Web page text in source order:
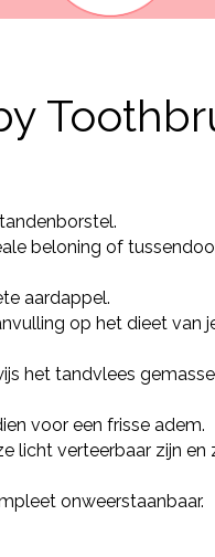
beloning of
aardappel.
op het dieet van
het tandvlees
voor een frisse adem.
licht verteerbaar zijn en
onweerstaanbaar.